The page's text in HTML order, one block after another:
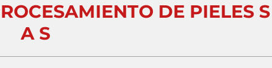
DE PIELES S
A S